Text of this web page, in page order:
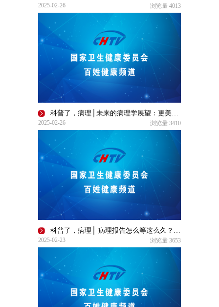
2025-02-26 浏览量 4013
科普了，病理│未来的病理学展望：更美好！更迷人！更精准！
2025-02-26 浏览量 3410
科普了，病理│ 病理报告怎么等这么久？真相在这里！
2025-02-23 浏览量 3653